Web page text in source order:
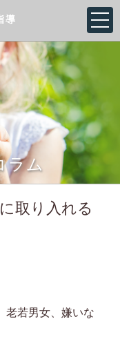
導
ラム
取り入れる
老若男女、嫌いな